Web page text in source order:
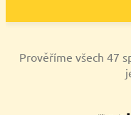
Prověříme všech 47